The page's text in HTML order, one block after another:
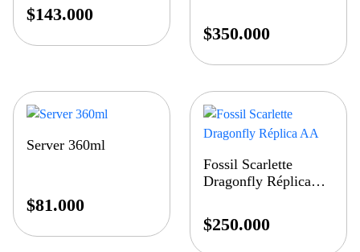
$143.000
$350.000
Server 360ml
$81.000
Fossil Scarlette
Dragonfly Réplica
$250.000